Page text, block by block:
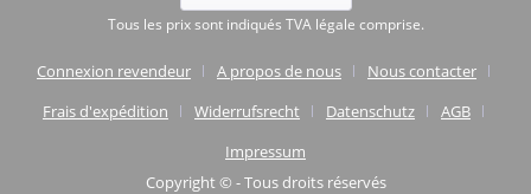
Tous les prix sont indiqués TVA légale comprise.
Connexion revendeur A propos de nous
Nous contacter
Frais d'expédition
Widerrufsrecht Datenschutz
AGB
Impressum
Copyright © - Tous droits réservés